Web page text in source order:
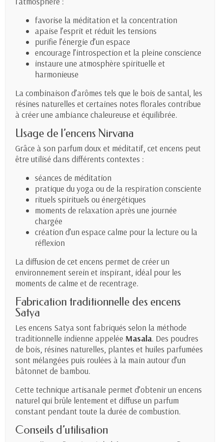
favorise la méditation et la concentration
apaise l’esprit et réduit les tensions
purifie l’énergie d’un espace
encourage l’introspection et la pleine conscience
instaure une atmosphère spirituelle et
harmonieuse
La combinaison d’arômes tels que le bois de santal, les
résines naturelles et certaines notes florales contribue
à créer une ambiance chaleureuse et équilibrée.
Usage de l’encens Nirvana
Grâce à son parfum doux et méditatif, cet encens peut
être utilisé dans différents contextes :
séances de méditation
pratique du yoga ou de la respiration consciente
rituels spirituels ou énergétiques
moments de relaxation après une journée
chargée
création d’un espace calme pour la lecture ou la
réflexion
La diffusion de cet encens permet de créer un
environnement serein et inspirant, idéal pour les
moments de calme et de recentrage.
Fabrication traditionnelle des encens
Satya
Les encens Satya sont fabriqués selon la méthode
traditionnelle indienne appelée Masala. Des poudres
de bois, résines naturelles, plantes et huiles parfumées
sont mélangées puis roulées à la main autour d’un
bâtonnet de bambou.
Cette technique artisanale permet d’obtenir un encens
naturel qui brûle lentement et diffuse un parfum
constant pendant toute la durée de combustion.
Conseils d’utilisation